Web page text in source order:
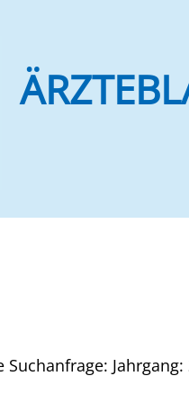
Suchanfrage: Jahrgang: